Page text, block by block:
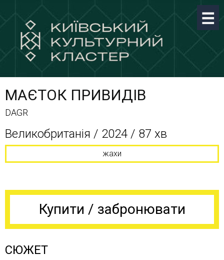
МАЄТОК ПРИВИДІВ
DAGR
Великобританія / 2024 / 87 хв
жахи
Купити / забронювати
СЮЖЕТ